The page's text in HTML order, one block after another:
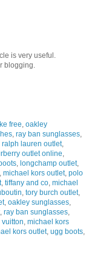
is very useful.
blogging.
free, oakley
, ray ban sunglasses,
ralph lauren outlet,
outlet online,
, longchamp outlet,
, michael kors outlet, polo
, tiffany and co, michael
, tory burch outlet,
, oakley sunglasses,
, ray ban sunglasses,
vuitton, michael kors
kors outlet, ugg boots,